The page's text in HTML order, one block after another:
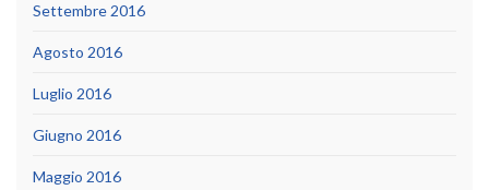
Settembre 2016
Agosto 2016
Luglio 2016
Giugno 2016
Maggio 2016